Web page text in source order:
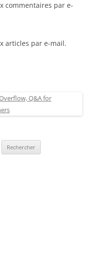
commentaires par e-
articles par e-mail.